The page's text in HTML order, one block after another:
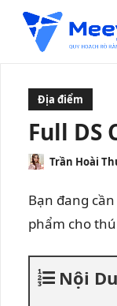
Địa điểm
Full DS
Trần Hoài
Bạn đang
phẩm cho
Nội